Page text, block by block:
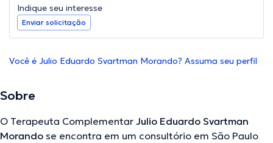
Indique seu interesse
Enviar solicitação
Você é Julio Eduardo Svartman Morando? Assuma seu perfil
Sobre
O Terapeuta Complementar Julio Eduardo Svartman
Morando se encontra em um consultório em São Paulo